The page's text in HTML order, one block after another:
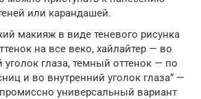
или карандашей.
макияж в виде теневого рисунка
на все веко, хайлайтер — во
уголок глаза, темный оттенок — по
и во внутренний уголок глаза” —
универсальный вариант